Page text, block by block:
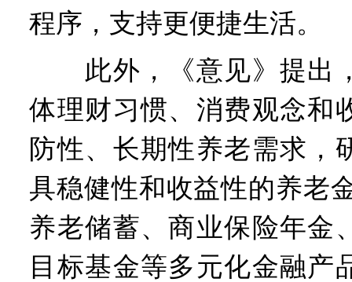
程序，支持更便捷生活。
此外，《意见》提出
体理财习惯、消费观念和
防性、长期性养老需求，
具稳健性和收益性的养老
养老储蓄、商业保险年金
目标基金等多元化金融产